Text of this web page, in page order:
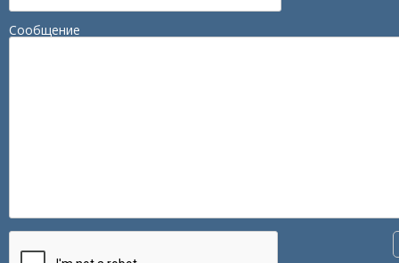
Сообщение